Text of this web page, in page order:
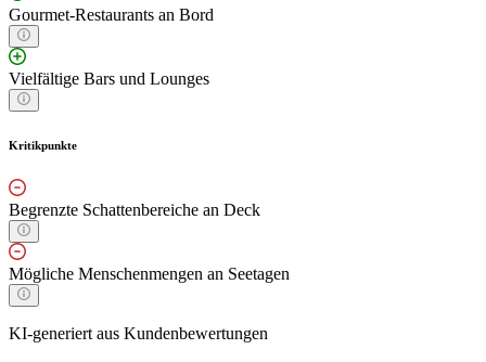
Gourmet-Restaurants an Bord
Vielfältige Bars und Lounges
Kritikpunkte
Begrenzte Schattenbereiche an Deck
Mögliche Menschenmengen an Seetagen
KI-generiert aus Kundenbewertungen